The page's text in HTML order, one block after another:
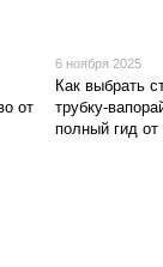
от
6 ноября 2025
Как выбрать
трубку-
полный гид